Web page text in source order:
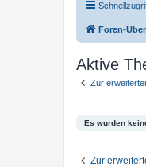
Foren-
Aktive
Zur
Es wurden
Zur